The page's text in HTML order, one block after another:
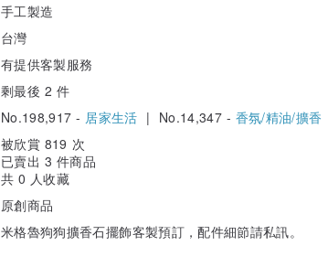
手工製造
台灣
有提供客製服務
剩最後 2 件
No.198,917 - 居家生活 | No.14,347 - 香氛/精油/擴香
被欣賞 819 次
已賣出 3 件商品
共 0 人收藏
原創商品
米格魯狗狗擴香石擺飾客製預訂，配件細節請私訊。